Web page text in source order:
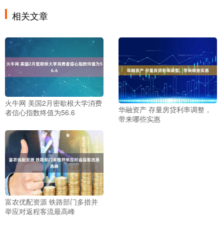
相关文章
火牛网 美国2月密歇根大学消费
者信心指数终值为56.6
华融资产 存量房贷利率调整，
带来哪些实惠
富农优配资源 铁路部门多措并
举应对返程客流最高峰